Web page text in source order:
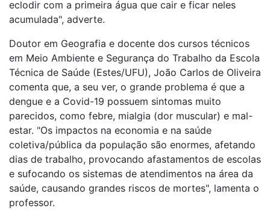
eclodir com a primeira água que cair e ficar neles
acumulada", adverte.
Doutor em Geografia e docente dos cursos técnicos
em Meio Ambiente e Segurança do Trabalho da Escola
Técnica de Saúde (Estes/UFU), João Carlos de Oliveira
comenta que, a seu ver, o grande problema é que a
dengue e a Covid-19 possuem sintomas muito
parecidos, como febre, mialgia (dor muscular) e mal-
estar. "Os impactos na economia e na saúde
coletiva/pública da população são enormes, afetando
dias de trabalho, provocando afastamentos de escolas
e sufocando os sistemas de atendimentos na área da
saúde, causando grandes riscos de mortes", lamenta o
professor.